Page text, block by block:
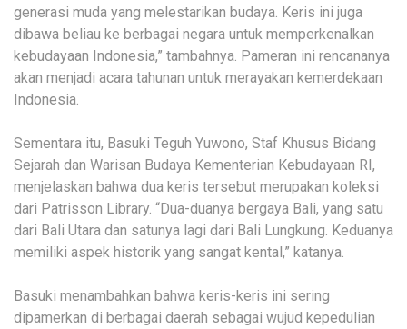
generasi muda yang melestarikan budaya. Keris ini juga
dibawa beliau ke berbagai negara untuk memperkenalkan
kebudayaan Indonesia,” tambahnya. Pameran ini rencananya
akan menjadi acara tahunan untuk merayakan kemerdekaan
Indonesia.
Sementara itu, Basuki Teguh Yuwono, Staf Khusus Bidang
Sejarah dan Warisan Budaya Kementerian Kebudayaan RI,
menjelaskan bahwa dua keris tersebut merupakan koleksi
dari Patrisson Library. “Dua-duanya bergaya Bali, yang satu
dari Bali Utara dan satunya lagi dari Bali Lungkung. Keduanya
memiliki aspek historik yang sangat kental,” katanya.
Basuki menambahkan bahwa keris-keris ini sering
dipamerkan di berbagai daerah sebagai wujud kepedulian